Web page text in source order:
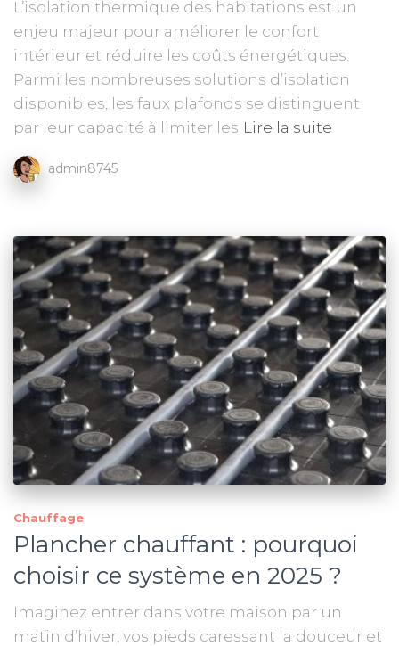
L’isolation thermique des habitations est un
enjeu majeur pour améliorer le confort
intérieur et réduire les coûts énergétiques.
Parmi les nombreuses solutions d’isolation
disponibles, les faux plafonds se distinguent
par leur capacité à limiter les Lire la suite
admin8745
Chauffage
Plancher chauffant : pourquoi
choisir ce système en 2025 ?
Imaginez entrer dans votre maison par un
matin d’hiver, vos pieds caressant la douceur et